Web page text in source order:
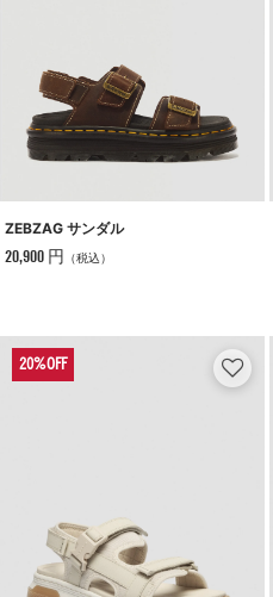
ZEBZAG サンダル
20,900 円 （税込）